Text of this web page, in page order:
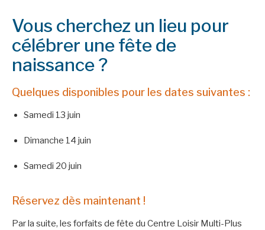
Vous cherchez un lieu pour
célébrer une fête de
naissance ?
Quelques disponibles pour les dates suivantes :
Samedi 13 juin
Dimanche 14 juin
Samedi 20 juin
Réservez dès maintenant !
Par la suite, les forfaits de fête du Centre Loisir Multi-Plus